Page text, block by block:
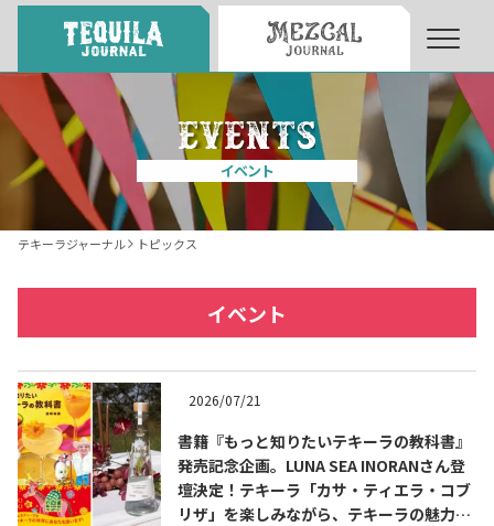
About About Tequila Journal
テキーラとは What’s Tequila
テキーラマーケット
テキーラの飲み方 How to Drink Tequila
イベント
テキーラジャーナル トピックス
イベント
2026/07/21
書籍『もっと知りたいテキーラの教科書』
発売記念企画。LUNA SEA INORANさん登
壇決定！テキーラ「カサ・ティエラ・コブ
リザ」を楽しみながら、テキーラの魅力を